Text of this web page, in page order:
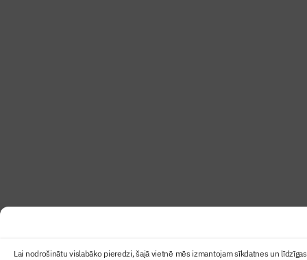
Lai nodrošinātu vislabāko pieredzi, šajā vietnē mēs izmantojam sīkdatnes un